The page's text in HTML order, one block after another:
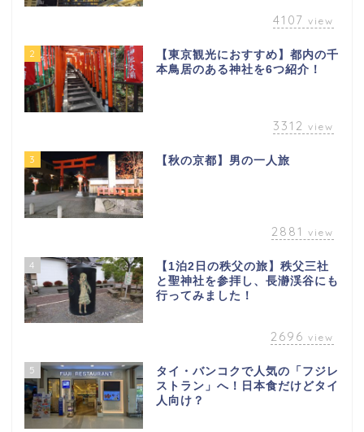
4107 view
2
【東京観光におすすめ】都内の千
本鳥居のある神社を6つ紹介！
3312 view
3 【秋の京都】男の一人旅
2881 view
4
【1泊2日の秩父の旅】秩父三社
と聖神社を参拝し、長瀞渓谷にも
行ってみました！
2696 view
5
タイ・バンコクで人気の「フジレ
ストラン」へ！日本食だけどタイ
人向け？